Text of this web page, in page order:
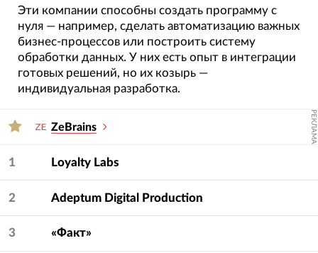
Эти компании способны создать программу с
нуля — например, сделать автоматизацию важных
бизнес-процессов или построить систему
обработки данных. У них есть опыт в интеграции
готовых решений, но их козырь —
индивидуальная разработка.
ZeBrains РЕКЛАМА
1 Loyalty Labs
2 Adeptum Digital Production
3 «Факт»